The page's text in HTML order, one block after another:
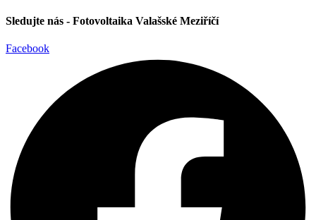
Sledujte nás - Fotovoltaika Valašské Meziříčí
Facebook